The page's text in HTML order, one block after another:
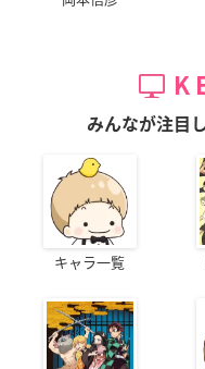
みんなが注目
キャラ一覧